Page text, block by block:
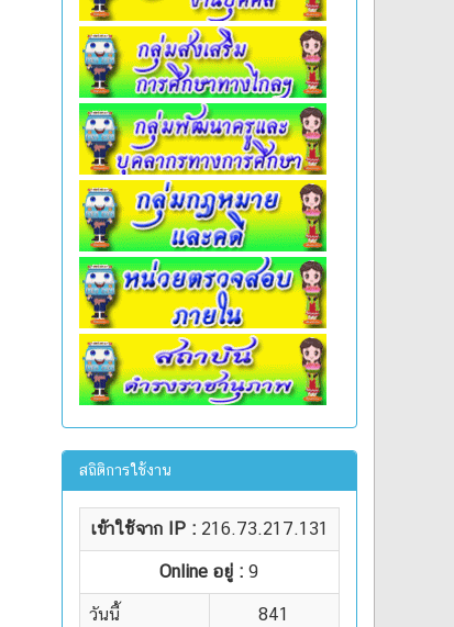
สถิติการใช้งาน
เข้าใช้จาก IP : 216.73.217.131
Online อยู่ :9
วันนี้ 841